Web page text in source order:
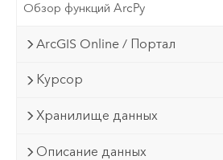
Обзор функций ArcPy
ArcGIS Online / Портал
Курсор
Хранилище данных
Описание данных